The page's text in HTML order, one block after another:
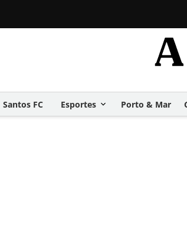
Santos FC Esportes Porto & Mar